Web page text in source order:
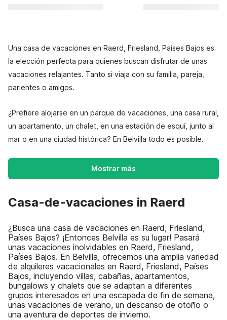
Una casa de vacaciones en Raerd, Friesland, Países Bajos es
la elección perfecta para quienes buscan disfrutar de unas
vacaciones relajantes. Tanto si viaja con su familia, pareja,
parientes o amigos.
¿Prefiere alojarse en un parque de vacaciones, una casa rural,
un apartamento, un chalet, en una estación de esquí, junto al
mar o en una ciudad histórica? En Belvilla todo es posible.
Mostrar más
Casa-de-vacaciones in Raerd
¿Busca una casa de vacaciones en Raerd, Friesland,
Países Bajos? ¡Entonces Belvilla es su lugar! Pasará
unas vacaciones inolvidables en Raerd, Friesland,
Países Bajos. En Belvilla, ofrecemos una amplia variedad
de alquileres vacacionales en Raerd, Friesland, Países
Bajos, incluyendo villas, cabañas, apartamentos,
bungalows y chalets que se adaptan a diferentes
grupos interesados en una escapada de fin de semana,
unas vacaciones de verano, un descanso de otoño o
una aventura de deportes de invierno.